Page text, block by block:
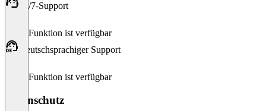
24/7-Support
Diese Funktion ist verfügbar
Deutschsprachiger Support
Diese Funktion ist verfügbar
Datenschutz